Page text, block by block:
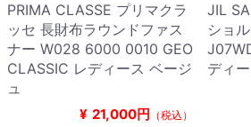
PRIMA CLASSE プリマクラ
ッセ 長財布ラウンドファス
ナー W028 6000 0010 GEO
CLASSIC レディース ベージ
ュ
¥ 21,000円 （税込）
JIL
ショ
ディ